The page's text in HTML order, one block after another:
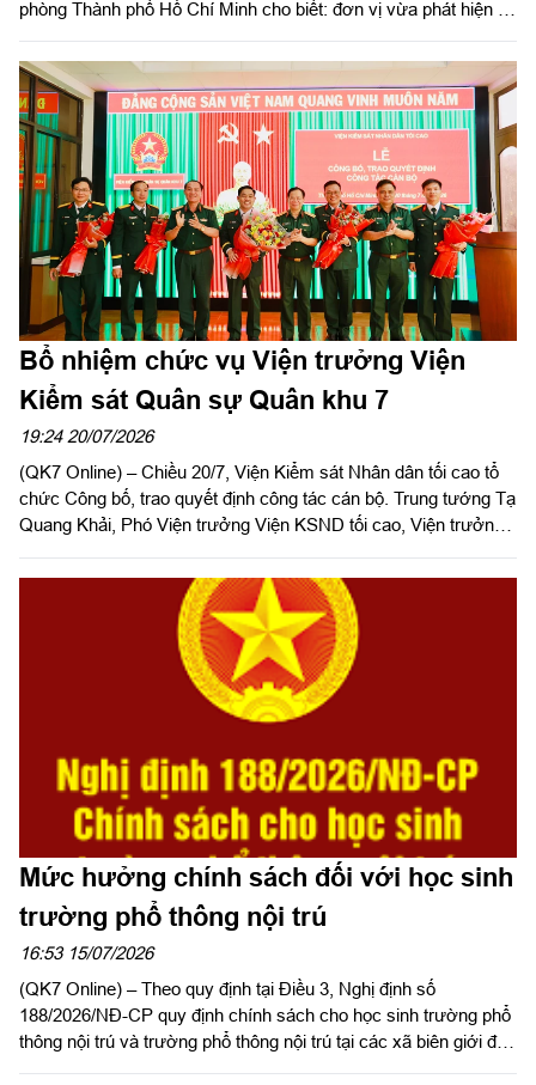
phòng Thành phố Hồ Chí Minh cho biết: đơn vị vừa phát hiện và
HKTT: xã Long Hải, thành phố Hồ Chí Minh đang làm việc trên
tàu cá BV 950xx TS) là người có Quyết định truy tìm người của
Cơ quan Cảnh sát điều tra Công an Thành phố Hồ Chí Minh bị
nghi thực hiện phạm tội “Cố ý gây thương tích”.
Bổ nhiệm chức vụ Viện trưởng Viện
Kiểm sát Quân sự Quân khu 7
19:24 20/07/2026
(QK7 Online) – Chiều 20/7, Viện Kiểm sát Nhân dân tối cao tổ
chức Công bố, trao quyết định công tác cán bộ. Trung tướng Tạ
Quang Khải, Phó Viện trưởng Viện KSND tối cao, Viện trưởng
nghị có Thiếu tướng Trần Ngọc Minh, Ủy viên Thường vụ Đảng
ủy, Phó Tư lệnh Quân khu 7 và Thiếu tướng Trần Đức Thắng,
Phó Chủ nhiệm Chính trị Quân khu.
Mức hưởng chính sách đối với học sinh
trường phổ thông nội trú
16:53 15/07/2026
(QK7 Online) – Theo quy định tại Điều 3, Nghị định số
188/2026/NĐ-CP quy định chính sách cho học sinh trường phổ
thông nội trú và trường phổ thông nội trú tại các xã biên giới đất